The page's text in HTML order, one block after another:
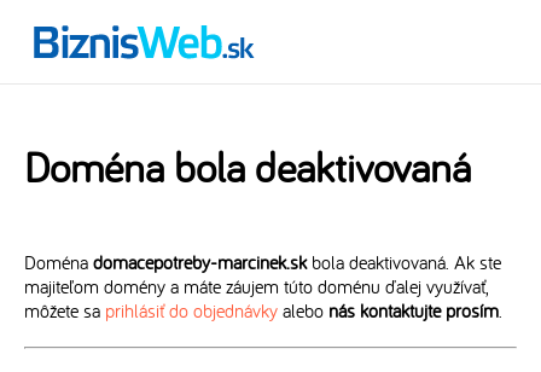
Doména bola deaktivovaná
Doména domacepotreby-marcinek.skbola deaktivovaná. Ak ste
majiteľom domény a máte záujem túto doménu ďalej využívať,
môžete sa prihlásiť do objednávky alebo nás kontaktujte prosím.